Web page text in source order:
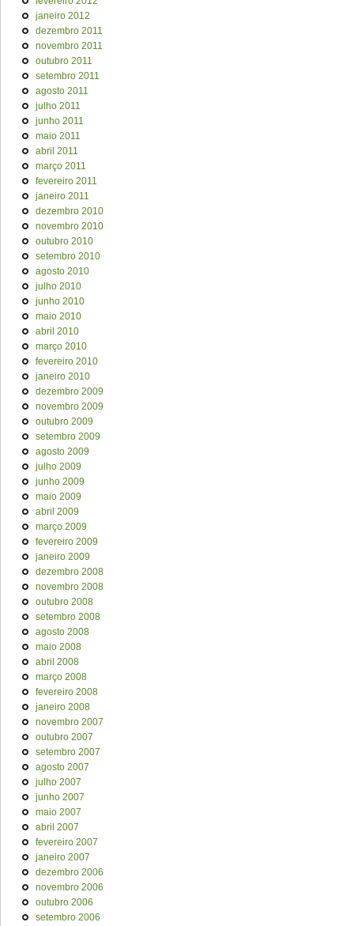
janeiro 2012
dezembro 2011
novembro 2011
outubro 2011
setembro 2011
agosto 2011
julho 2011
junho 2011
maio 2011
abril 2011
março 2011
fevereiro 2011
janeiro 2011
dezembro 2010
novembro 2010
outubro 2010
setembro 2010
agosto 2010
julho 2010
junho 2010
maio 2010
abril 2010
março 2010
fevereiro 2010
janeiro 2010
dezembro 2009
novembro 2009
outubro 2009
setembro 2009
agosto 2009
julho 2009
junho 2009
maio 2009
abril 2009
março 2009
fevereiro 2009
janeiro 2009
dezembro 2008
novembro 2008
outubro 2008
setembro 2008
agosto 2008
maio 2008
abril 2008
março 2008
fevereiro 2008
janeiro 2008
novembro 2007
outubro 2007
setembro 2007
agosto 2007
julho 2007
junho 2007
maio 2007
abril 2007
fevereiro 2007
janeiro 2007
dezembro 2006
novembro 2006
outubro 2006
setembro 2006